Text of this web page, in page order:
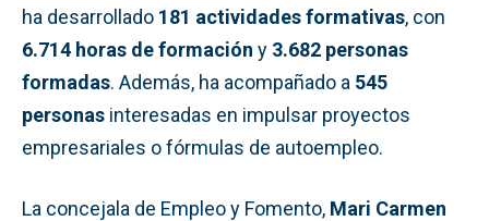
ha desarrollado 181 actividades formativas, con
6.714 horas de formación y 3.682 personas
formadas. Además, ha acompañado a 545
personas interesadas en impulsar proyectos
empresariales o fórmulas de autoempleo.
La concejala de Empleo y Fomento, Mari Carmen